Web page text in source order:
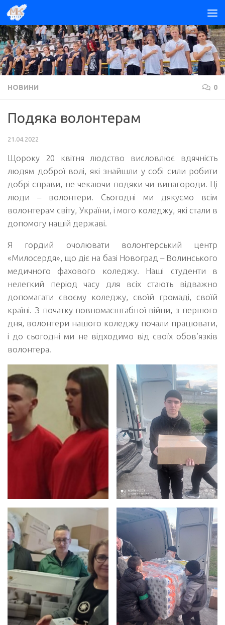
Skip to content
НОВИНИ 0
Подяка волонтерам
21.04.2022
Щороку 20 квітня людство висловлює вдячність
людям доброї волі, які знайшли у собі сили робити
добрі справи, не чекаючи подяки чи винагороди. Ці
люди – волонтери. Сьогодні ми дякуємо всім
волонтерам світу, України, і мого коледжу, які стали в
допомогу нашій державі.
Я гордий очолювати волонтерський центр
«Милосердя», що діє на базі Новоград – Волинського
медичного фахового коледжу. Наші студенти в
нелегкий період часу для всіх стають відважно
допомагати своєму коледжу, своїй громаді, своїй
країні. З початку повномасштабної війни, з першого
дня, волонтери нашого коледжу почали працювати,
і до сьогодні ми не відходимо від своїх обов’язків
волонтера.